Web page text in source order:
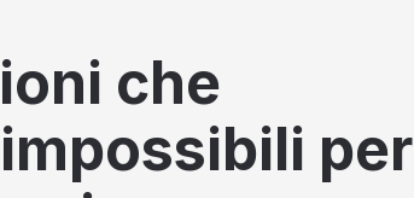
che
per